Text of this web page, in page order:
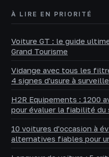
À LIRE EN PRIORITÉ
Voiture GT : le guide
Grand Tourisme
Vidange avec tous les
4 signes d'usure à
H2R Equipements : 1200
pour évaluer la fiabilité du
10 voitures d'occasion à
alternatives fiables pour